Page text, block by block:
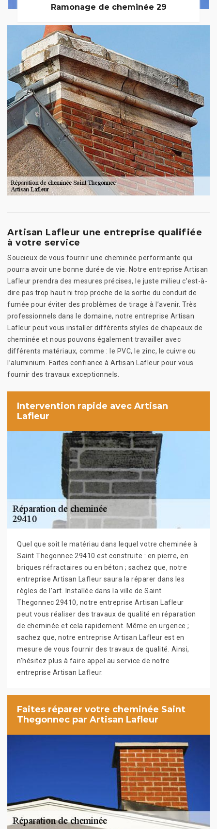
Ramonage de cheminée 29
Artisan Lafleur une entreprise qualifiée
à votre service
Soucieux de vous fournir une cheminée performante qui
pourra avoir une bonne durée de vie. Notre entreprise Artisan
Lafleur prendra des mesures précises, le juste milieu c’est-à-
dire pas trop haut ni trop proche de la sortie du conduit de
fumée pour éviter des problèmes de tirage à l’avenir. Très
professionnels dans le domaine, notre entreprise Artisan
Lafleur peut vous installer différents styles de chapeaux de
cheminée et nous pouvons également travailler avec
différents matériaux, comme : le PVC, le zinc, le cuivre ou
l’aluminium. Faites confiance à Artisan Lafleur pour vous
fournir des travaux exceptionnels.
Intervention rapide avec Artisan
Lafleur
Quel que soit le matériau dans lequel votre cheminée à
Saint Thegonnec 29410 est construite : en pierre, en
briques réfractaires ou en béton ; sachez que, notre
entreprise Artisan Lafleur saura la réparer dans les
règles de l’art. Installée dans la ville de Saint
Thegonnec 29410, notre entreprise Artisan Lafleur
peut vous réaliser des travaux de qualité en réparation
de cheminée et cela rapidement. Même en urgence ;
sachez que, notre entreprise Artisan Lafleur est en
mesure de vous fournir des travaux de qualité. Ainsi,
n’hésitez plus à faire appel au service de notre
entreprise Artisan Lafleur.
Faites réparer votre cheminée Saint
Thegonnec par Artisan Lafleur